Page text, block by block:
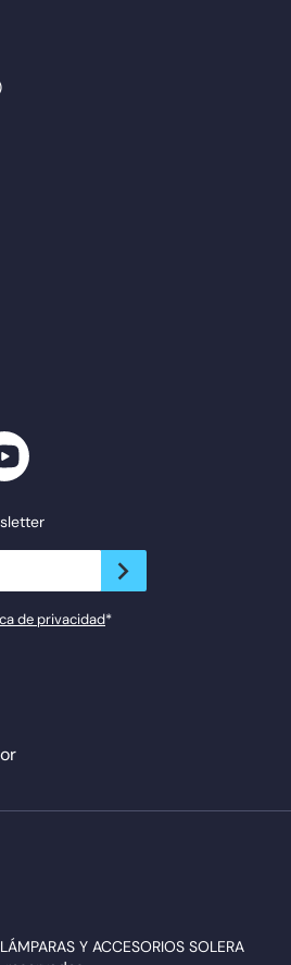
de privacidad*
Y ACCESORIOS SOLERA